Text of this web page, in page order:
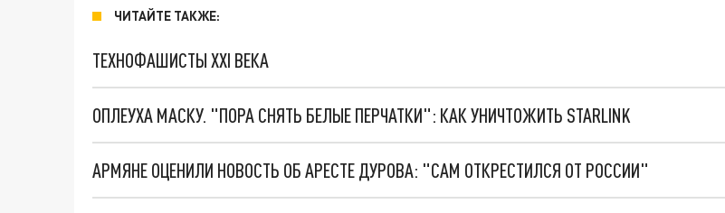
ЧИТАЙТЕ ТАКЖЕ:
ТЕХНОФАШИСТЫ XXI ВЕКА
ОПЛЕУХА МАСКУ. "ПОРА СНЯТЬ БЕЛЫЕ ПЕРЧАТКИ": КАК УНИЧТОЖИТЬ STARLINK
АРМЯНЕ ОЦЕНИЛИ НОВОСТЬ ОБ АРЕСТЕ ДУРОВА: "САМ ОТКРЕСТИЛСЯ ОТ РОССИИ"